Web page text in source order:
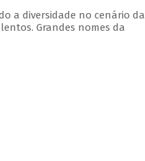
a diversidade no cenário da
Grandes nomes da